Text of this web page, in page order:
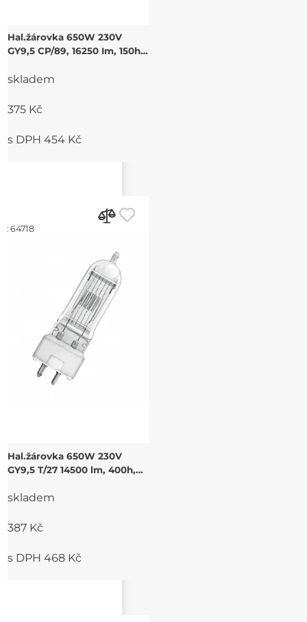
Hal.žárovka 650W 230V
GY9,5 CP/89, 16250 Im, 150h,
skladem
375 Kč
s DPH 454 Kč
64718
Hal.žárovka 650W 230V
GY9,5 T/27 14500 lm, 400h,
skladem
387 Kč
s DPH 468 Kč